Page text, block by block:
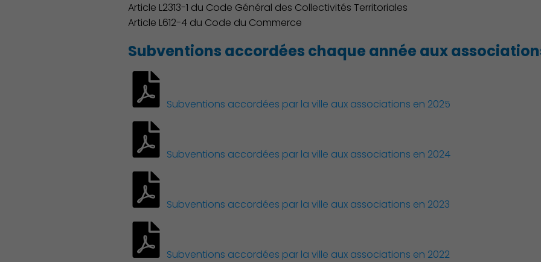
Famille
Article L2313-1 du Code Général des Collectivités Territoriales
Article L612-4 du Code du Commerce
Subventions accordées chaque année aux
Subventions accordées par la ville aux associations en 2025
Subventions accordées par la ville aux associations en 2024
Subventions accordées par la ville aux associations en 2023
Subventions accordées par la ville aux associations en 2022